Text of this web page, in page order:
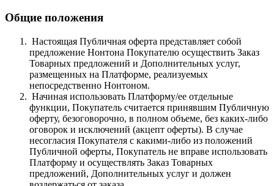
Общие положения
Настоящая Публичная оферта представляет собой
предложение Нонтона Покупателю осуществить Заказ
Товарных предложений и Дополнительных услуг,
размещенных на Платформе, реализуемых
непосредственно Нонтоном.
Начиная использовать Платформу/ее отдельные
функции, Покупатель считается принявшим Публичную
оферту, безоговорочно, в полном объеме, без каких-либо
оговорок и исключений (акцепт оферты). В случае
несогласия Покупателя с какими-либо из положений
Публичной оферты, Покупатель не вправе использовать
Платформу и осуществлять Заказ Товарных
предложений, Дополнительных услуг и должен